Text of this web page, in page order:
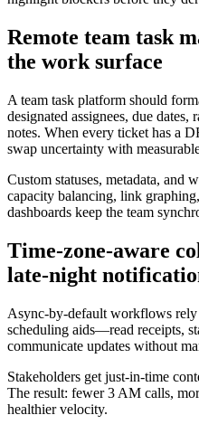
Remote team task
the work surface
A team task platform should
designated assignees, due
notes. When every ticket has a
swap uncertainty with
Custom statuses, metadata, and
capacity balancing, link
dashboards keep the team
Time-zone-aware
late‑night
Async-by-default workflows rely
scheduling aids—read receipts,
communicate updates without
Stakeholders get just-in-time
The result: fewer 3 AM calls,
healthier velocity.